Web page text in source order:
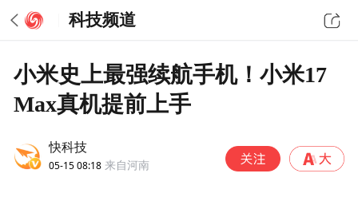
科技频道
小米史上最强续航手机！小米17
Max真机提前上手
快科技
05-15 08:18 来自河南